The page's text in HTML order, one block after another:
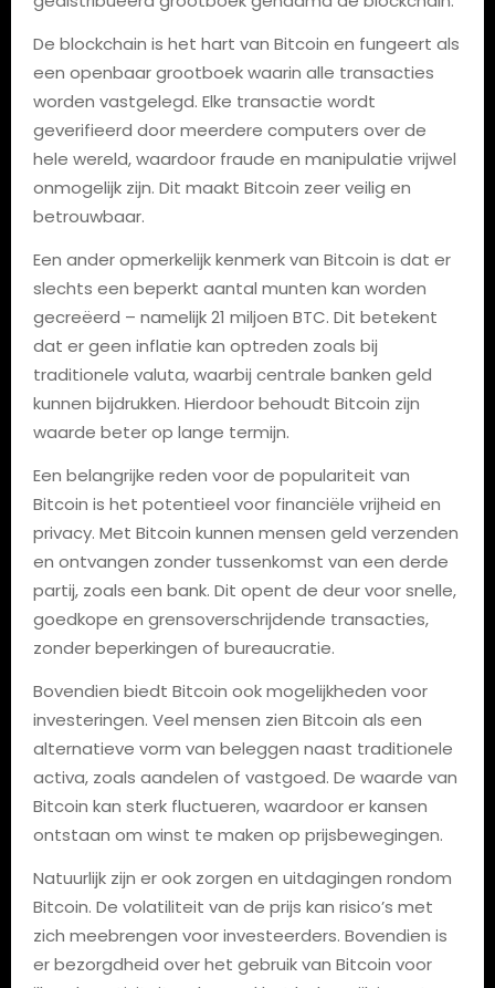
De blockchain is het hart van Bitcoin en fungeert als
een openbaar grootboek waarin alle transacties
worden vastgelegd. Elke transactie wordt
geverifieerd door meerdere computers over de
hele wereld, waardoor fraude en manipulatie vrijwel
onmogelijk zijn. Dit maakt Bitcoin zeer veilig en
betrouwbaar.
Een ander opmerkelijk kenmerk van Bitcoin is dat er
slechts een beperkt aantal munten kan worden
gecreëerd – namelijk 21 miljoen BTC. Dit betekent
dat er geen inflatie kan optreden zoals bij
traditionele valuta, waarbij centrale banken geld
kunnen bijdrukken. Hierdoor behoudt Bitcoin zijn
waarde beter op lange termijn.
Een belangrijke reden voor de populariteit van
Bitcoin is het potentieel voor financiële vrijheid en
privacy. Met Bitcoin kunnen mensen geld verzenden
en ontvangen zonder tussenkomst van een derde
partij, zoals een bank. Dit opent de deur voor snelle,
goedkope en grensoverschrijdende transacties,
zonder beperkingen of bureaucratie.
Bovendien biedt Bitcoin ook mogelijkheden voor
investeringen. Veel mensen zien Bitcoin als een
alternatieve vorm van beleggen naast traditionele
activa, zoals aandelen of vastgoed. De waarde van
Bitcoin kan sterk fluctueren, waardoor er kansen
ontstaan om winst te maken op prijsbewegingen.
Natuurlijk zijn er ook zorgen en uitdagingen rondom
Bitcoin. De volatiliteit van de prijs kan risico’s met
zich meebrengen voor investeerders. Bovendien is
er bezorgdheid over het gebruik van Bitcoin voor